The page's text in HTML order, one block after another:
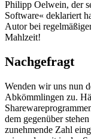
Philipp Oelwein, der
Software« deklariert
Autor bei
Mahlzeit!
Nachgefragt
Wenden wir uns nun
Abkömmlingen zu.
dem gegenüber
zunehmende Zahl